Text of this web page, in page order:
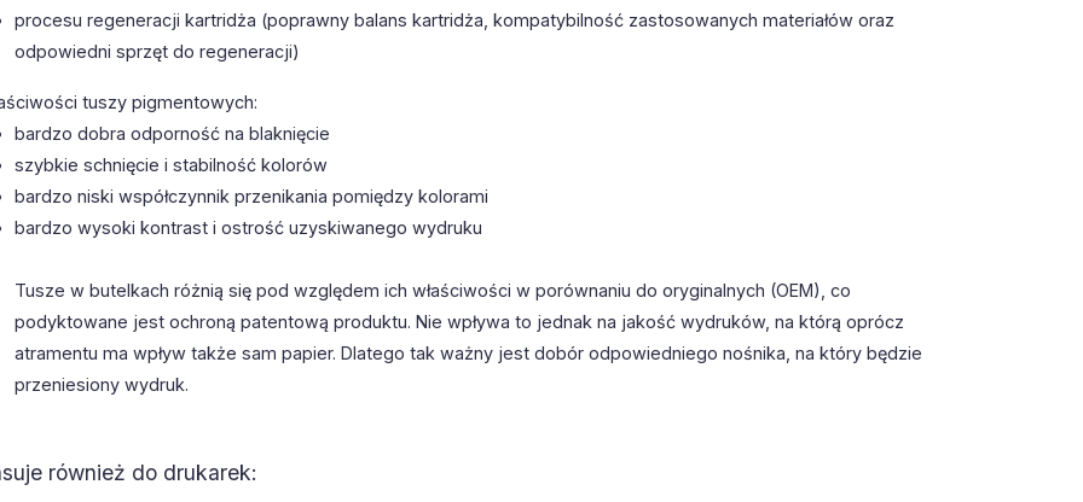
procesu regeneracji kartridża (poprawny balans kartridża, kompatybilność zastosowanych materiałów oraz
odpowiedni sprzęt do regeneracji)
tuszy pigmentowych:
bardzo dobra odporność na blaknięcie
szybkie schnięcie i stabilność kolorów
bardzo niski współczynnik przenikania pomiędzy kolorami
bardzo wysoki kontrast i ostrość uzyskiwanego wydruku
Tusze w butelkach różnią się pod względem ich właściwości w porównaniu do oryginalnych (OEM), co
podyktowane jest ochroną patentową produktu. Nie wpływa to jednak na jakość wydruków, na którą oprócz
atramentu ma wpływ także sam papier. Dlatego tak ważny jest dobór odpowiedniego nośnika, na który będzie
przeniesiony wydruk.
również do drukarek: